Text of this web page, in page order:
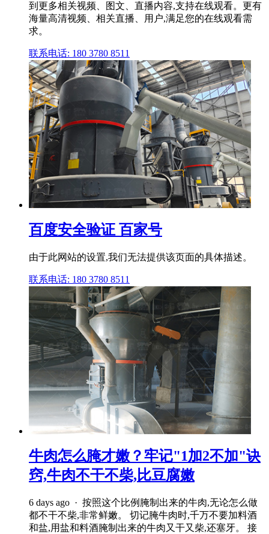
到更多相关视频、图文、直播内容,支持在线观看。更有
海量高清视频、相关直播、用户,满足您的在线观看需
求。
联系电话: 180 3780 8511
百度安全验证 百家号
由于此网站的设置,我们无法提供该页面的具体描述。
联系电话: 180 3780 8511
牛肉怎么腌才嫩？牢记"1加2不加"诀
窍,牛肉不干不柴,比豆腐嫩
6 days ago · 按照这个比例腌制出来的牛肉,无论怎么做
都不干不柴,非常鲜嫩。 切记腌牛肉时,千万不要加料酒
和盐,用盐和料酒腌制出来的牛肉又干又柴,还塞牙。 接